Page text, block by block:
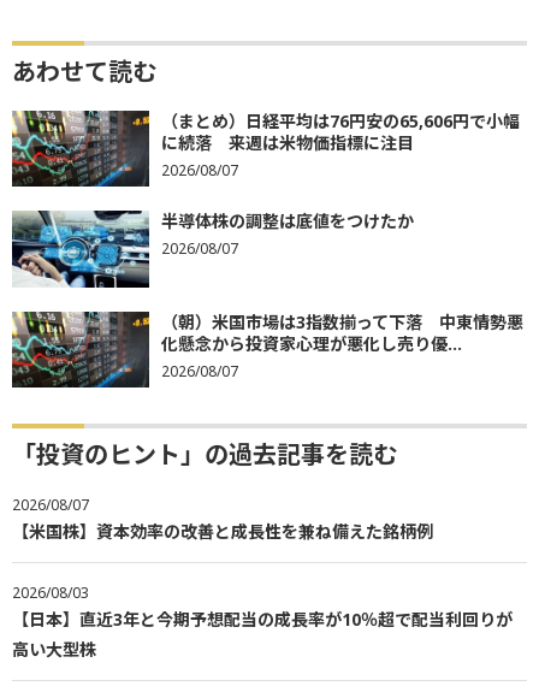
あわせて読む
（まとめ）日経平均は76円安の65,606円で小幅
に続落 来週は米物価指標に注目
2026/08/07
半導体株の調整は底値をつけたか
2026/08/07
（朝）米国市場は3指数揃って下落 中東情勢悪
化懸念から投資家心理が悪化し売り優...
2026/08/07
「投資のヒント」の過去記事を読む
2026/08/07
【米国株】資本効率の改善と成長性を兼ね備えた銘柄例
2026/08/03
【日本】直近3年と今期予想配当の成長率が10％超で配当利回りが
高い大型株